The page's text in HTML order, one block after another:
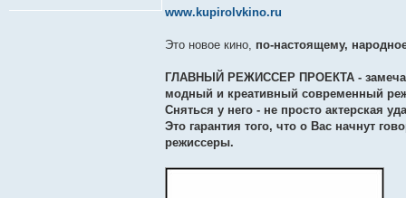
о
е
е
www.kupirolvkino.ru
Это новое кино, по-настоящему,
ГЛАВНЫЙ РЕЖИССЕР ПРОЕКТА -
модный и креативный современный
Сняться у него - не просто актерская
Это гарантия того, что о Вас начнут
режиссеры.